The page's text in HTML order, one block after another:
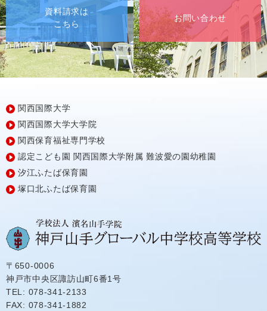
資料請求は
こちら
お問い合わせ
関西国際大学
関西国際大学大学院
関西保育福祉専門学校
認定こども園 関西国際大学附属 難波愛の園幼稚園
汐江ふたば保育園
塚口北ふたば保育園
〒650-0006
神戸市中央区諏訪山町6番1号
TEL: 078-341-2133
FAX: 078-341-1882